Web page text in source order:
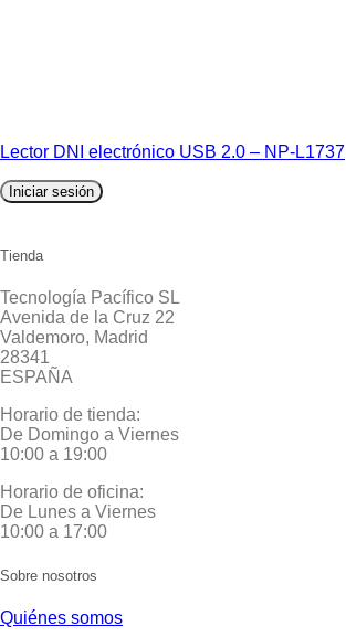
Lector DNI electrónico USB 2.0 – NP-L1737
Iniciar sesión
Tienda
Tecnología Pacífico SL
Avenida de la Cruz 22
Valdemoro, Madrid
28341
ESPAÑA
Horario de tienda:
De Domingo a Viernes
10:00 a 19:00
Horario de oficina:
De Lunes a Viernes
10:00 a 17:00
Sobre nosotros
Quiénes somos